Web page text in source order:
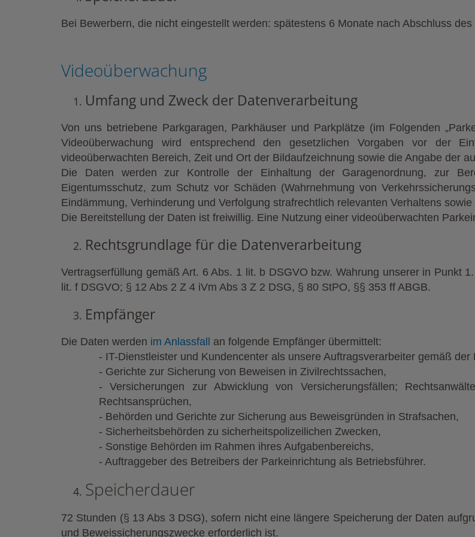
Bei Bewerbern, die nicht eingestellt werden: spätestens 6 Monate nach Abschluss
Videoüberwachung
Umfang und Zweck der Datenverarbeitung
Von uns betriebene Parkgaragen, Parkhäuser und Parkplätze (im Folgenden
Videoüberwachung wird entsprechend den gesetzlichen Vorgaben vor der
videoüberwachten Bereich, Zeit und Ort der Bildaufzeichnung sowie die Angabe der
Die Daten werden zur Kontrolle der Einhaltung der Garagenordnung, zur
Eigentumsschutz, zum Schutz vor Schäden (Wahrnehmung von
Eindämmung, Verhinderung und Verfolgung strafrechtlich relevanten Verhaltens
Die Bereitstellung der Daten ist freiwillig. Eine Nutzung einer videoüberwachten
Rechtsgrundlage für die Datenverarbeitung
Vertragserfüllung gemäß Art. 6 Abs. 1 lit. b DSGVO bzw. Wahrung unserer in Punkt
lit. f DSGVO; § 12 Abs 2 Z 4 iVm Abs 3 Z 2 DSG, § 80 StPO, §§ 353 ff ABGB.
Empfänger
Die Daten werden im Anlassfall an folgende Empfänger übermittelt:
- IT-Dienstleister und Kundencenter als unsere Auftragsverarbeiter gemäß der
- Gerichte zur Sicherung von Beweisen in Zivilrechtssachen,
-Versicherungen zur Abwicklung von Versicherungsfällen;
Rechtsansprüchen,
- Behörden und Gerichte zur Sicherung aus Beweisgründen in Strafsachen,
- Sicherheitsbehörden zu sicherheitspolizeilichen Zwecken,
- Sonstige Behörden im Rahmen ihres Aufgabenbereichs,
- Auftraggeber des Betreibers der Parkeinrichtung als Betriebsführer.
Speicherdauer
72 Stunden (§ 13 Abs 3 DSG), sofern nicht eine längere Speicherung der Daten
und Beweissicherungszwecke erforderlich ist.